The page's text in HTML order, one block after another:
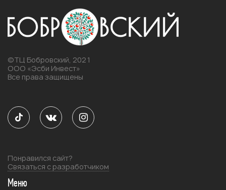
©ТЦ Бобровский, 2021
ООО «Эсби Инвест»
Все права защищены
Понравился сайт?
Связаться с разработчиком
Меню